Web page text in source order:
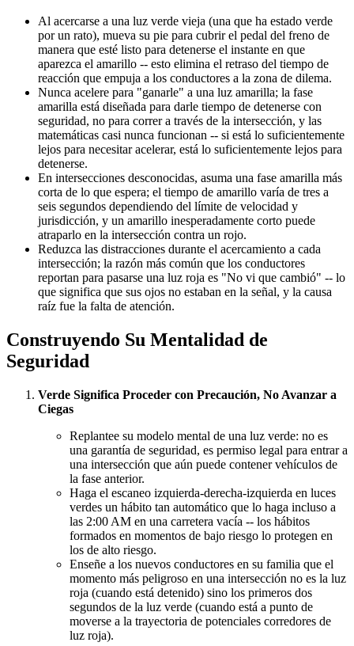
Al acercarse a una luz verde vieja (una que ha estado verde
por un rato), mueva su pie para cubrir el pedal del freno de
manera que esté listo para detenerse el instante en que
aparezca el amarillo -- esto elimina el retraso del tiempo de
reacción que empuja a los conductores a la zona de dilema.
Nunca acelere para "ganarle" a una luz amarilla; la fase
amarilla está diseñada para darle tiempo de detenerse con
seguridad, no para correr a través de la intersección, y las
matemáticas casi nunca funcionan -- si está lo suficientemente
lejos para necesitar acelerar, está lo suficientemente lejos para
detenerse.
En intersecciones desconocidas, asuma una fase amarilla más
corta de lo que espera; el tiempo de amarillo varía de tres a
seis segundos dependiendo del límite de velocidad y
jurisdicción, y un amarillo inesperadamente corto puede
atraparlo en la intersección contra un rojo.
Reduzca las distracciones durante el acercamiento a cada
intersección; la razón más común que los conductores
reportan para pasarse una luz roja es "No vi que cambió" -- lo
que significa que sus ojos no estaban en la señal, y la causa
raíz fue la falta de atención.
Construyendo Su Mentalidad de
Seguridad
Verde Significa Proceder con Precaución, No Avanzar a
Ciegas
Replantee su modelo mental de una luz verde: no es
una garantía de seguridad, es permiso legal para entrar a
una intersección que aún puede contener vehículos de
la fase anterior.
Haga el escaneo izquierda-derecha-izquierda en luces
verdes un hábito tan automático que lo haga incluso a
las 2:00 AM en una carretera vacía -- los hábitos
formados en momentos de bajo riesgo lo protegen en
los de alto riesgo.
Enseñe a los nuevos conductores en su familia que el
momento más peligroso en una intersección no es la luz
roja (cuando está detenido) sino los primeros dos
segundos de la luz verde (cuando está a punto de
moverse a la trayectoria de potenciales corredores de
luz roja).